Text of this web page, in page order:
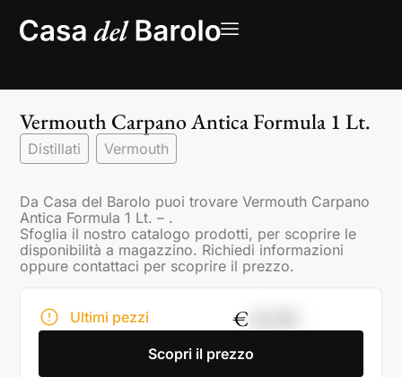
Vermouth Carpano Antica Formula 1 Lt.
Distillati Vermouth
Da Casa del Barolo puoi trovare Vermouth Carpano
Antica Formula 1 Lt. – .
Sfoglia il nostro catalogo prodotti, per scoprire le
disponibilità a magazzino. Richiedi informazioni
oppure contattaci per scoprire il prezzo.
Ultimi pezzi €
Scopri il prezzo